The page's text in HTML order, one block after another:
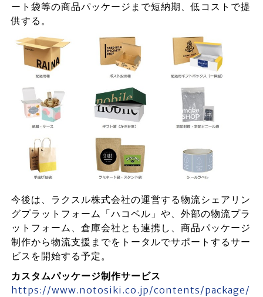
ート袋等の商品パッケージまで短納期、低コストで提
供する。
今後は、ラクスル株式会社の運営する物流シェアリン
グプラットフォーム「ハコベル」や、外部の物流プラ
ットフォーム、倉庫会社とも連携し、商品パッケージ
制作から物流支援までをトータルでサポートするサー
ビスを開始する予定。
カスタムパッケージ制作サービス
https://www.notosiki.co.jp/contents/package/